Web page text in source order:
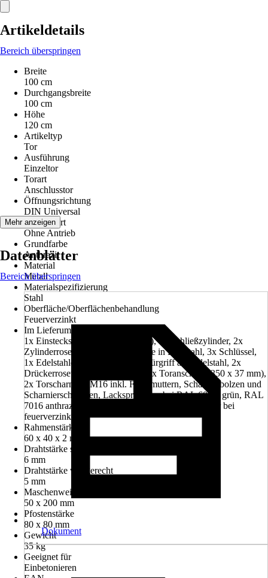
Artikeldetails
Bereich überspringen
Breite
100 cm
Durchgangsbreite
100 cm
Höhe
120 cm
Artikeltyp
Tor
Ausführung
Einzeltor
Torart
Anschlusstor
Öffnungsrichtung
DIN Universal
Antriebsart
Ohne Antrieb
Grundfarbe
Anthrazit
Material
Metall
Materialspezifizierung
Stahl
Oberfläche/Oberflächenbehandlung
Feuerverzinkt
Im Lieferumfang enthalten
1x Einsteckschloss (240 x 22 mm), 1x Schließzylinder, 2x
Zylinderrosette, 2x Rosettenblende in Edelstahl, 3x Schlüssel,
1x Edelstahldrückergarnitur, 2x Türgriff aus Edelstahl, 2x
Drückerrosette, 1x Vierkantstift, 1x Toranschlag (350 x 37 mm),
2x Torscharniere M16 inkl. Flachmuttern, Scharnierbolzen und
Scharnierschrauben, Lackspray (nur bei RAL 6005, grün, RAL
7016 anthrazit, RAL 9005 schwarz), Zinkspray (nur bei
feuerverzinkt)
Rahmenstärke
60 x 40 x 2 mm
Drahtstärke senkrecht
6 mm
Drahtstärke waagerecht
5 mm
Maschenweite
50 x 200 mm
Pfostenstärke
80 x 80 mm
Gewicht
35 kg
Geeignet für
Einbetonieren
Mehr anzeigen
Datenblätter
Bereich überspringen
Dokument